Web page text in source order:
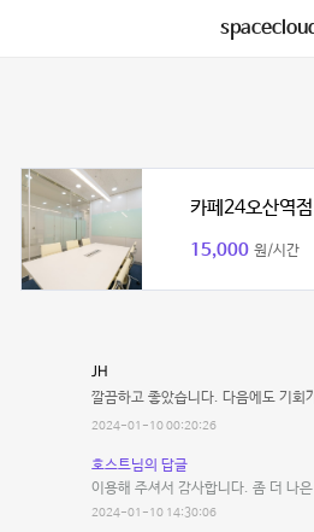
카페24오산역
15,000 원/시간
JH
깔끔하고 좋았습니다. 다음에도 기회
2024-01-10 00:20:26
호스트님의 답글
이용해 주셔서 감사합니다. 좀 더 나
2024-01-10 14:30:06